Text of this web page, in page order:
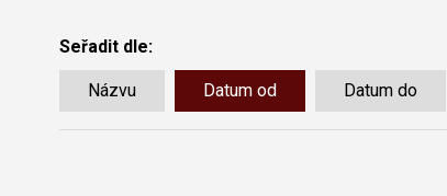
Seřadit dle:
Názvu Datum od Datum do